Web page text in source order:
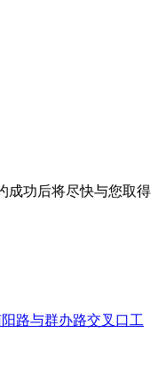
成功后将尽快与您取得
路与群办路交叉口工